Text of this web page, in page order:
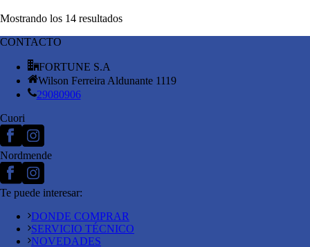
Mostrando los 14 resultados
CONTACTO
FORTUNE S.A
Wilson Ferreira Aldunante 1119
29080906
Cuori
Nordmende
Te puede interesar:
DONDE COMPRAR
SERVICIO TÉCNICO
NOVEDADES